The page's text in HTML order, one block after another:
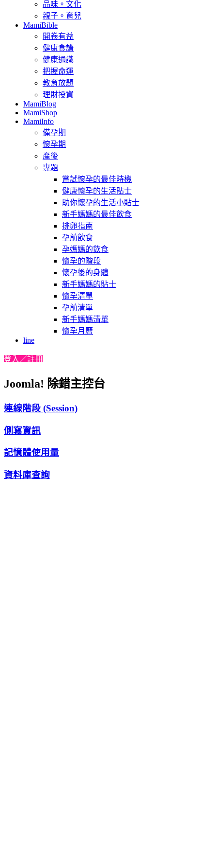
品味。文化
親子。育兒
MamiBible
開卷有益
健康食譜
健康通識
把握命運
教育放題
理財投資
MamiBlog
MamiShop
MamiInfo
備孕期
懷孕期
產後
專題
嘗試懷孕的最佳時機
健康懷孕的生活貼士
助你懷孕的生活小貼士
新手媽媽的最佳飲食
排卵指南
孕前飲食
孕媽媽的飲食
懷孕的階段
懷孕後的身體
新手媽媽的貼士
懷孕清單
孕前清單
新手媽媽清單
懷孕月曆
line
登入／註冊
Joomla! 除錯主控台
連線階段 (Session)
側寫資訊
記憶體使用量
資料庫查詢